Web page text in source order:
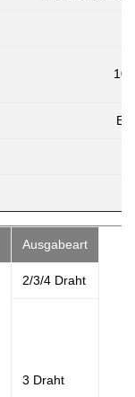
Ex
Ausgabeart
2/3/4 Draht
3 Draht